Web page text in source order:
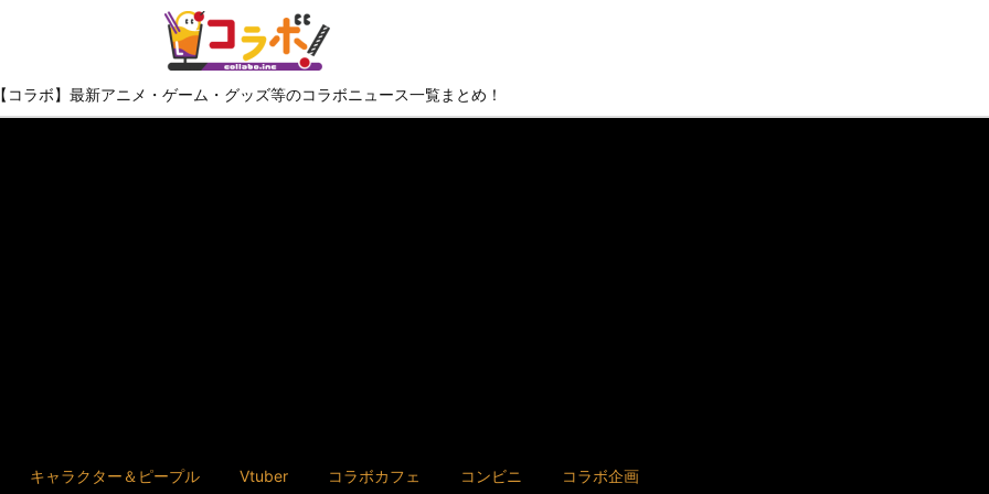
【コラボ】最新アニメ・ゲーム・グッズ等のコラボニュース一覧まとめ！
キャラクター＆ピープル Vtuber コラボカフェ コンビニ コラボ企画